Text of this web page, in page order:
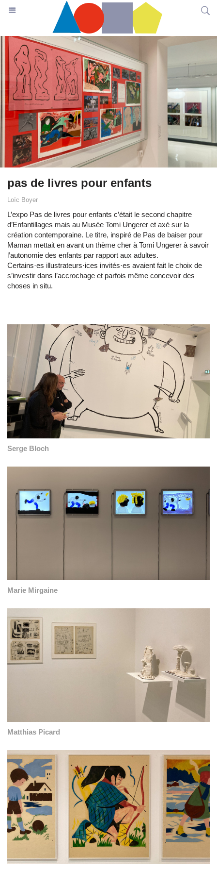
pas de livres pour enfants
Loïc Boyer
L’expo Pas de livres pour enfants c’était le second chapitre
d’Enfantillages mais au Musée Tomi Ungerer et axé sur la
création contemporaine. Le titre, inspiré de Pas de baiser pour
Maman mettait en avant un thème cher à Tomi Ungerer à savoir
l’autonomie des enfants par rapport aux adultes.
Certains·es illustrateurs·ices invités·es avaient fait le choix de
s’investir dans l’accrochage et parfois même concevoir des
choses in situ.
Serge Bloch
Marie Mirgaine
Matthias Picard